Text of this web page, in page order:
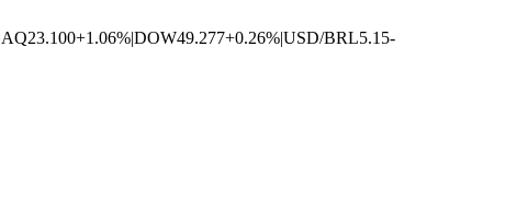
23.100+1.06%|DOW49.277+0.26%|USD/BRL5.15-